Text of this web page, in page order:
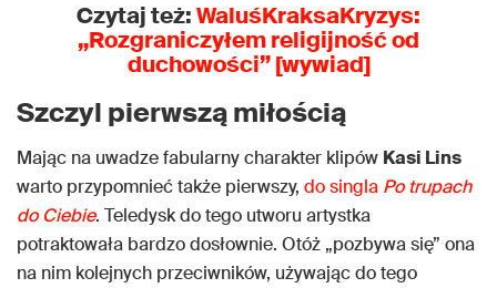
Czytaj też:WaluśKraksaKryzys:
„Rozgraniczyłem religijność od
duchowości” [wywiad]
Szczyl pierwszą miłością
Mając na uwadze fabularny charakter klipów Kasi Lins
warto przypomnieć także pierwszy, do singla Po trupach
do Ciebie. Teledysk do tego utworu artystka
potraktowała bardzo dosłownie. Otóż „pozbywa się” ona
na nim kolejnych przeciwników, używając do tego